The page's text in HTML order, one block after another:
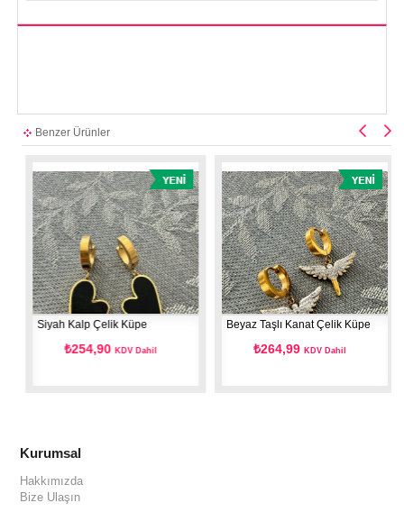
Benzer Ürünler
Siyah Kalp Çelik Küpe
₺254,90 KDV Dahil
Beyaz Taşlı Kanat Çelik Küpe
₺264,99 KDV Dahil
Kurumsal
Hakkımızda
Bize Ulaşın